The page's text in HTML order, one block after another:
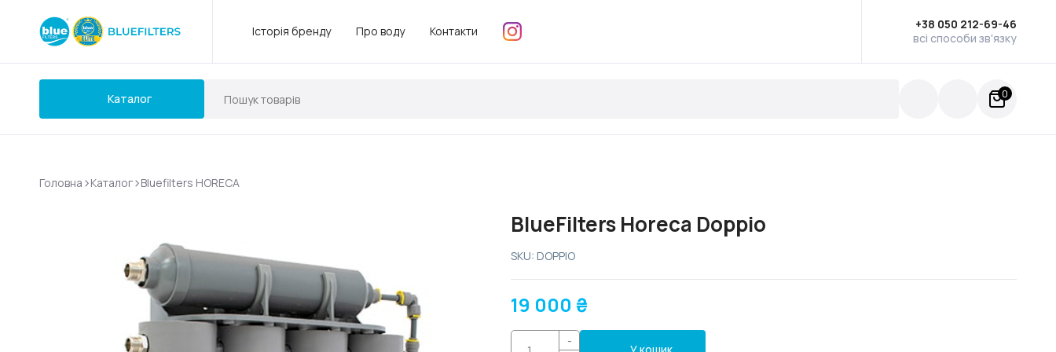
Історія бренду Про воду Контакти
+38 050 212-69-46
всі способи зв'язку
Каталог 0
Головна >Каталог>Bluefilters HORECA
BlueFilters Horeca Doppio
SKU: DOPPIO
19 000 ₴
-